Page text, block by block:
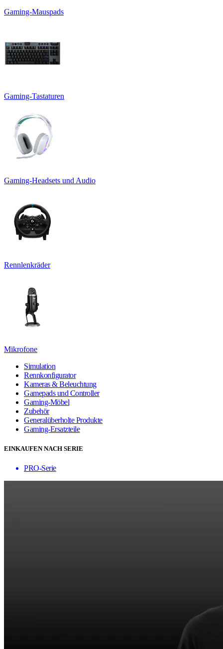
Gaming-Mauspads
Gaming-Tastaturen
Gaming-Headsets und Audio
Rennlenkräder
Mikrofone
Simulation
Rennkonfigurator
Kameras & Beleuchtung
Gamepads und Controller
Gaming-Möbel
Zubehör
Generalüberholte Produkte
Gaming-Ersatzteile
EINKAUFEN NACH SERIE
PRO-Serie